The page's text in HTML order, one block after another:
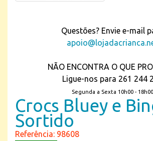
Questões? Envie e-mail
NÃO ENCONTRA O QUE
Ligue-nos para 261 244
Segunda a Sexta 10h00 - 18h00
Crocs Bluey e
Sortido
Referência: 98608